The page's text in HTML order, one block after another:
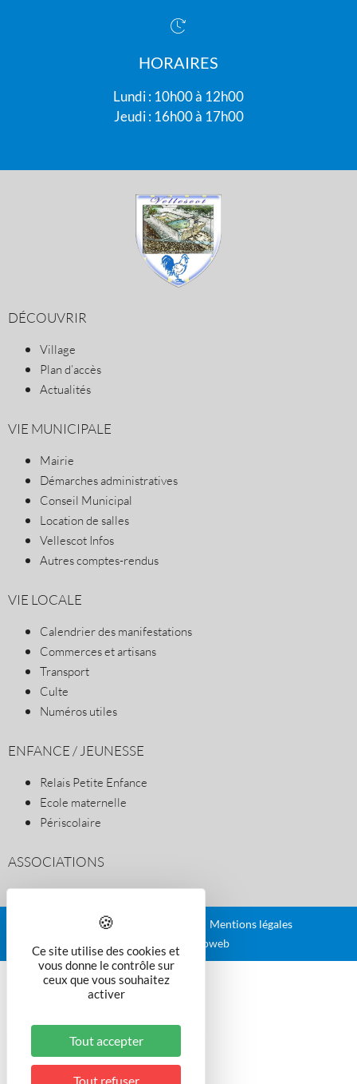
HORAIRES
Lundi : 10h00 à 12h00
Jeudi : 16h00 à 17h00
DÉCOUVRIR
Village
Plan d’accès
Actualités
VIE MUNICIPALE
Mairie
Démarches administratives
Conseil Municipal
Location de salles
Vellescot Infos
Autres comptes-rendus
VIE LOCALE
Calendrier des manifestations
Commerces et artisans
Transport
Culte
Numéros utiles
ENFANCE / JEUNESSE
Relais Petite Enfance
Ecole maternelle
Périscolaire
ASSOCIATIONS
Plan du site
Mentions légales
Réalisé par illicoweb
Ce site utilise des cookies et
vous donne le contrôle sur
ceux que vous souhaitez
activer
Tout accepter
Tout refuser